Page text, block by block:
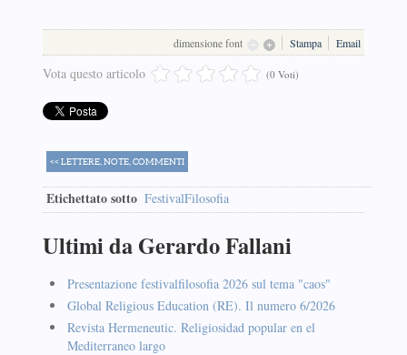
dimensione font Stampa Email
Vota questo articolo (0 Voti)
<< LETTERE, NOTE, COMMENTI
Etichettato sotto FestivalFilosofia
Ultimi da Gerardo Fallani
Presentazione festivalfilosofia 2026 sul tema "caos"
Global Religious Education (RE). Il numero 6/2026
Revista Hermeneutic. Religiosidad popular en el
Mediterraneo largo